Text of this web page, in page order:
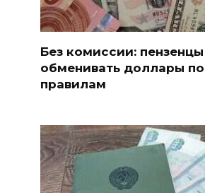
Без комиссии: пензенцы
обменивать доллары
правилам